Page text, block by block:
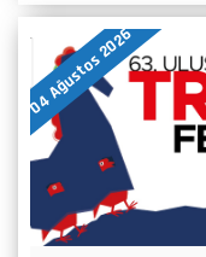
04 Ağustos 2026